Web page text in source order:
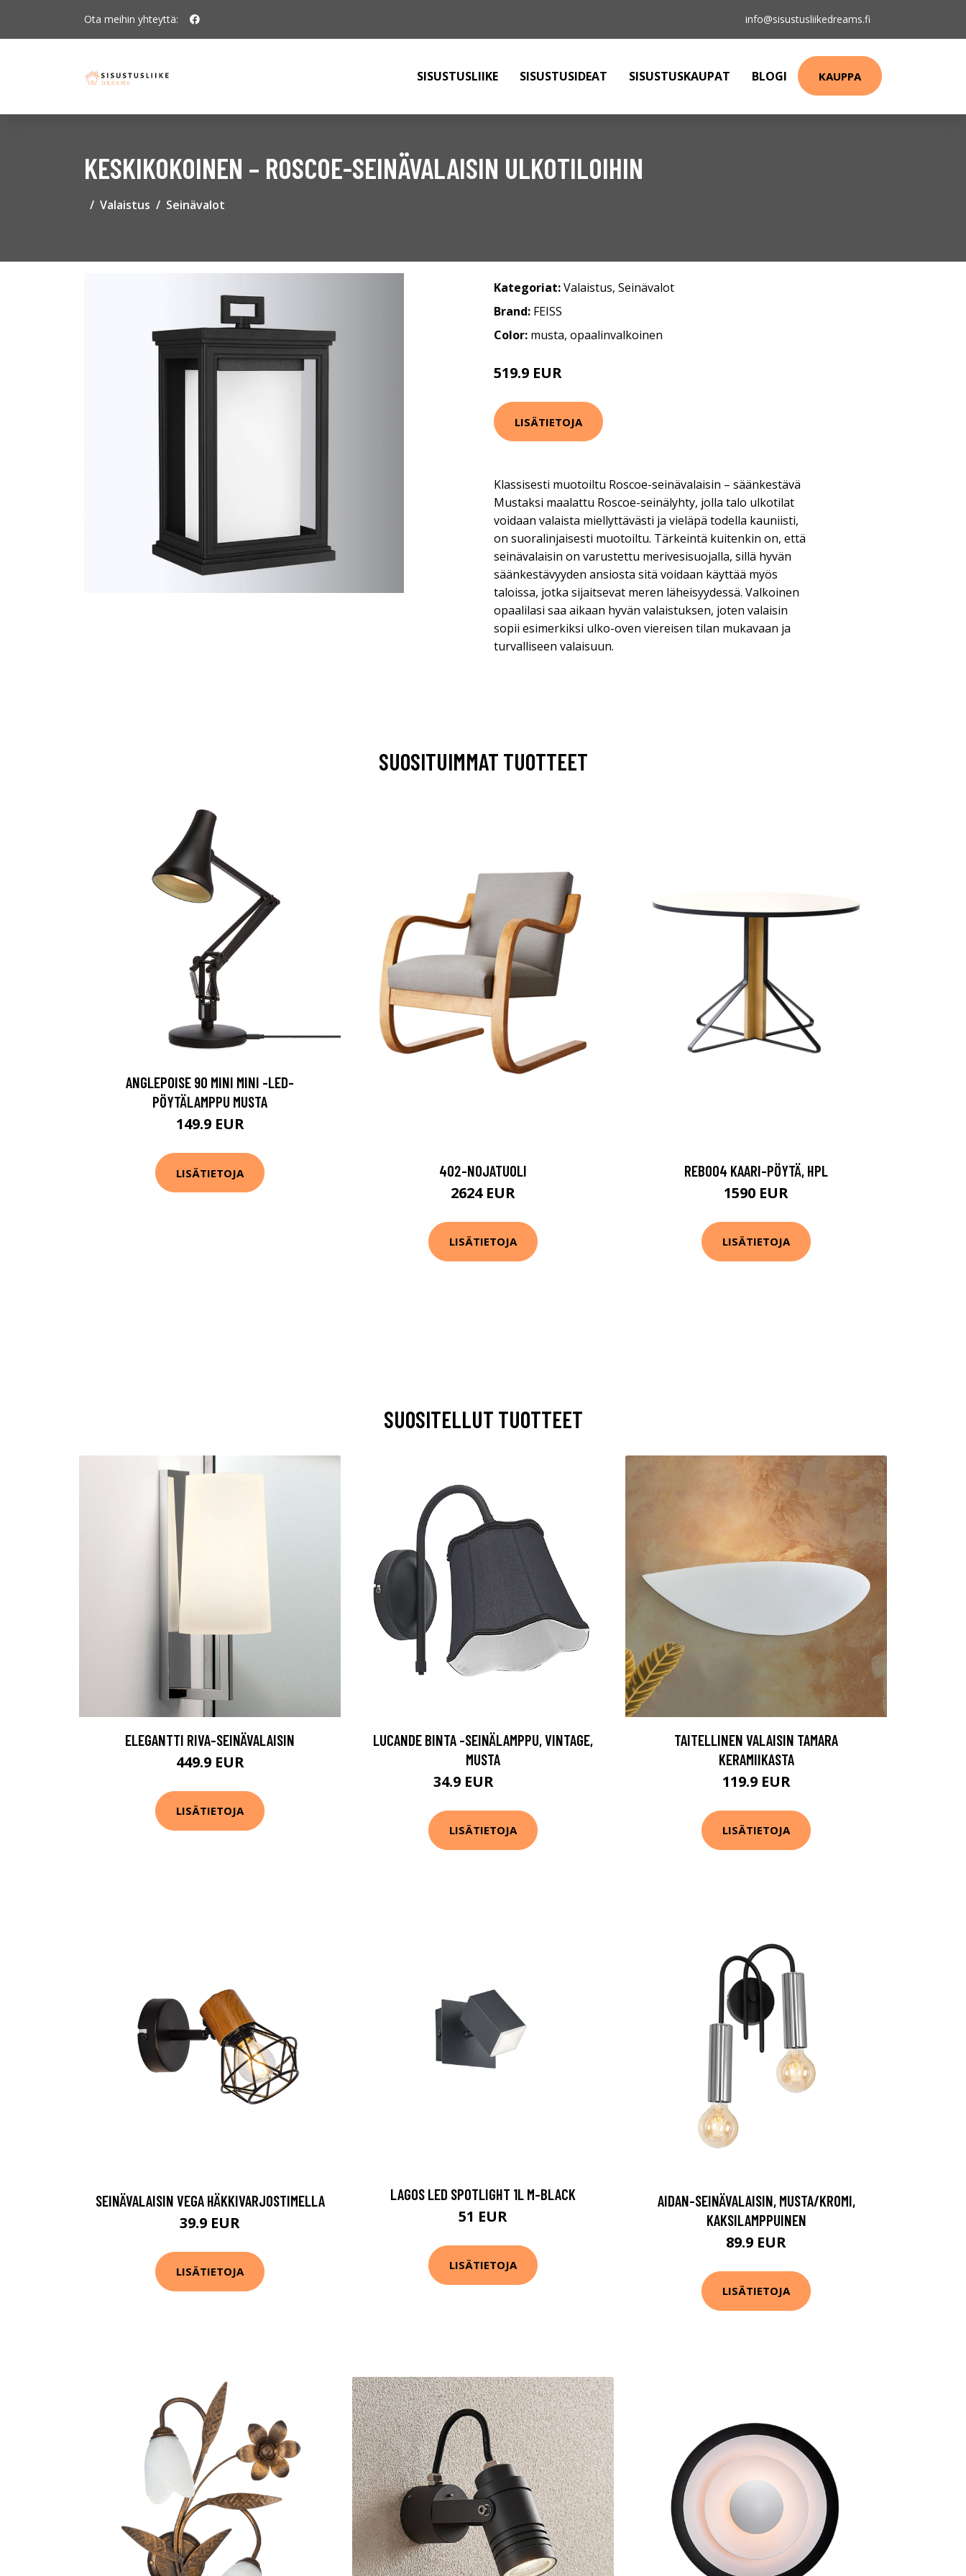
Ota meihin yhteyttä: info@sisustusliikedreams.fi
SISUSTUSLIIKE SISUSTUSIDEAT SISUSTUSKAUPAT BLOGI KAUPPA
KESKIKOKOINEN – ROSCOE-SEINÄVALAISIN ULKOTILOIHIN
Valaistus Seinävalot
Kategoriat:Valaistus, Seinävalot
Brand: FEISS
Color: musta, opaalinvalkoinen
519.9 EUR
LISÄTIETOJA
Klassisesti muotoiltu Roscoe-seinävalaisin – säänkestävä
Mustaksi maalattu Roscoe-seinälyhty, jolla talo ulkotilat
voidaan valaista miellyttävästi ja vieläpä todella kauniisti,
on suoralinjaisesti muotoiltu. Tärkeintä kuitenkin on, että
seinävalaisin on varustettu merivesisuojalla, sillä hyvän
säänkestävyyden ansiosta sitä voidaan käyttää myös
taloissa, jotka sijaitsevat meren läheisyydessä. Valkoinen
opaalilasi saa aikaan hyvän valaistuksen, joten valaisin
sopii esimerkiksi ulko-oven viereisen tilan mukavaan ja
turvalliseen valaisuun.
SUOSITUIMMAT TUOTTEET
ANGLEPOISE 90 MINI MINI -LED-
PÖYTÄLAMPPU MUSTA
149.9 EUR
LISÄTIETOJA 402-NOJATUOLI
2624 EUR
LISÄTIETOJA
REB004 KAARI-PÖYTÄ, HPL
1590 EUR
LISÄTIETOJA
SUOSITELLUT TUOTTEET
ELEGANTTI RIVA-SEINÄVALAISIN
449.9 EUR
LISÄTIETOJA
LUCANDE BINTA -SEINÄLAMPPU, VINTAGE,
MUSTA
34.9 EUR
LISÄTIETOJA
TAITELLINEN VALAISIN TAMARA
KERAMIIKASTA
119.9 EUR
LISÄTIETOJA
SEINÄVALAISIN VEGA HÄKKIVARJOSTIMELLA
39.9 EUR
LISÄTIETOJA
LAGOS LED SPOTLIGHT 1L M-BLACK
51 EUR
LISÄTIETOJA
AIDAN-SEINÄVALAISIN, MUSTA/KROMI,
KAKSILAMPPUINEN
89.9 EUR
LISÄTIETOJA